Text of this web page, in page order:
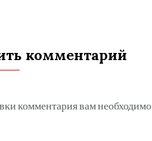
комментарий
комментария вам необходимо